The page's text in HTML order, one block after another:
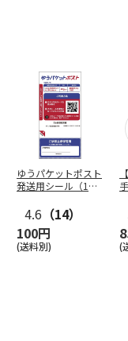
ゆうパケットポスト
発送用シール（1個
4.6 （14）
100円
(送料別) (